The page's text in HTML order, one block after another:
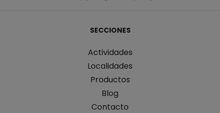
SECCIONES
Actividades
Localidades
Productos
Blog
Contacto